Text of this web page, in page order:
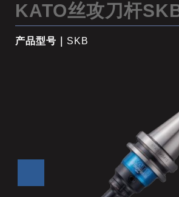
KATO丝攻刀杆
产品型号｜ SKB